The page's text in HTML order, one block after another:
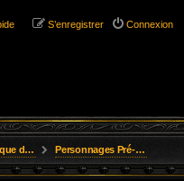
Connexion
S’enregistrer
l'Aube Personnages Pré-tirés